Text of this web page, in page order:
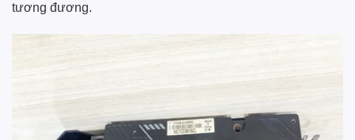
tương đương.